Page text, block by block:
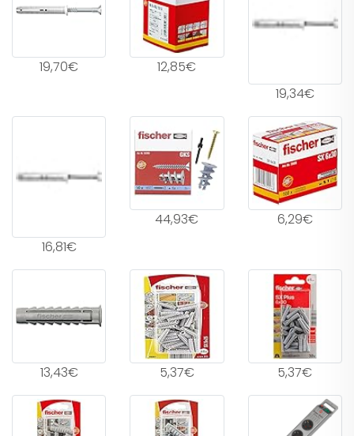
19,70€
12,85€
19,34€
16,81€
44,93€ 6,29€
13,43€ 5,37€ 5,37€